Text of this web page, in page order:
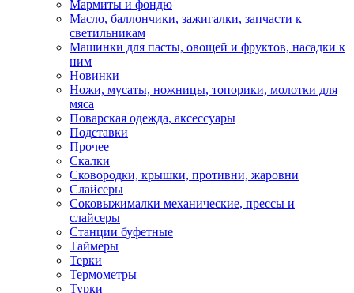
Мармиты и фондю
Масло, баллончики, зажигалки, запчасти к
светильникам
Машинки для пасты, овощей и фруктов, насадки к
ним
Новинки
Ножи, мусаты, ножницы, топорики, молотки для
мяса
Поварская одежда, аксессуары
Подставки
Прочее
Скалки
Сковородки, крышки, противни, жаровни
Слайсеры
Соковыжималки механические, прессы и
слайсеры
Станции буфетные
Таймеры
Терки
Термометры
Турки